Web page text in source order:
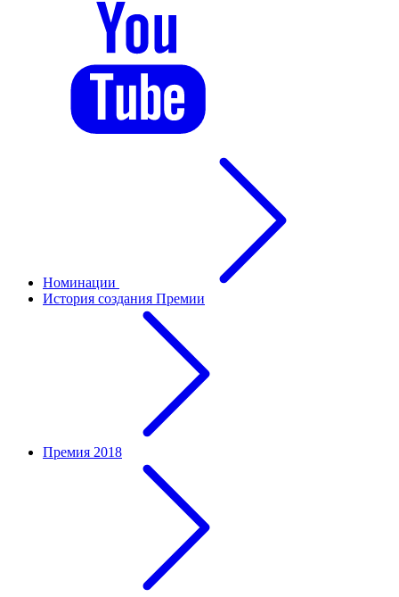
Номинации
История создания Премии
Премия 2018